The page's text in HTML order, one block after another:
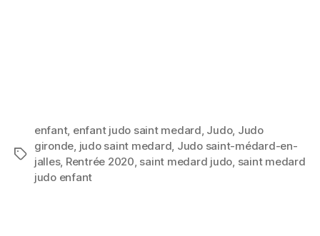
enfant, enfant judo saint medard, Judo, Judo
gironde, judo saint medard, Judo saint-médard-en-
jalles, Rentrée 2020, saint medard judo, saint medard
judo enfant